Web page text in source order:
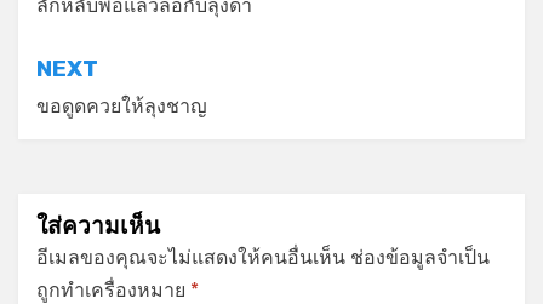
เรื่อง
ลักหลับพ่อแล้วล่อกับลุงดำ
NEXT
ขอดูดควยให้ลุงชาญ
ใส่ความเห็น
อีเมลของคุณจะไม่แสดงให้คนอื่นเห็น ช่องข้อมูลจำเป็น
ถูกทำเครื่องหมาย *